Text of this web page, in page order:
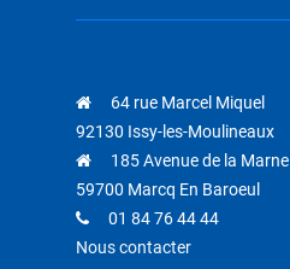
64 rue Marcel Miquel
92130 Issy-les-Moulineaux
185 Avenue de la Marne
59700 Marcq En Baroeul
01 84 76 44 44
Nous contacter